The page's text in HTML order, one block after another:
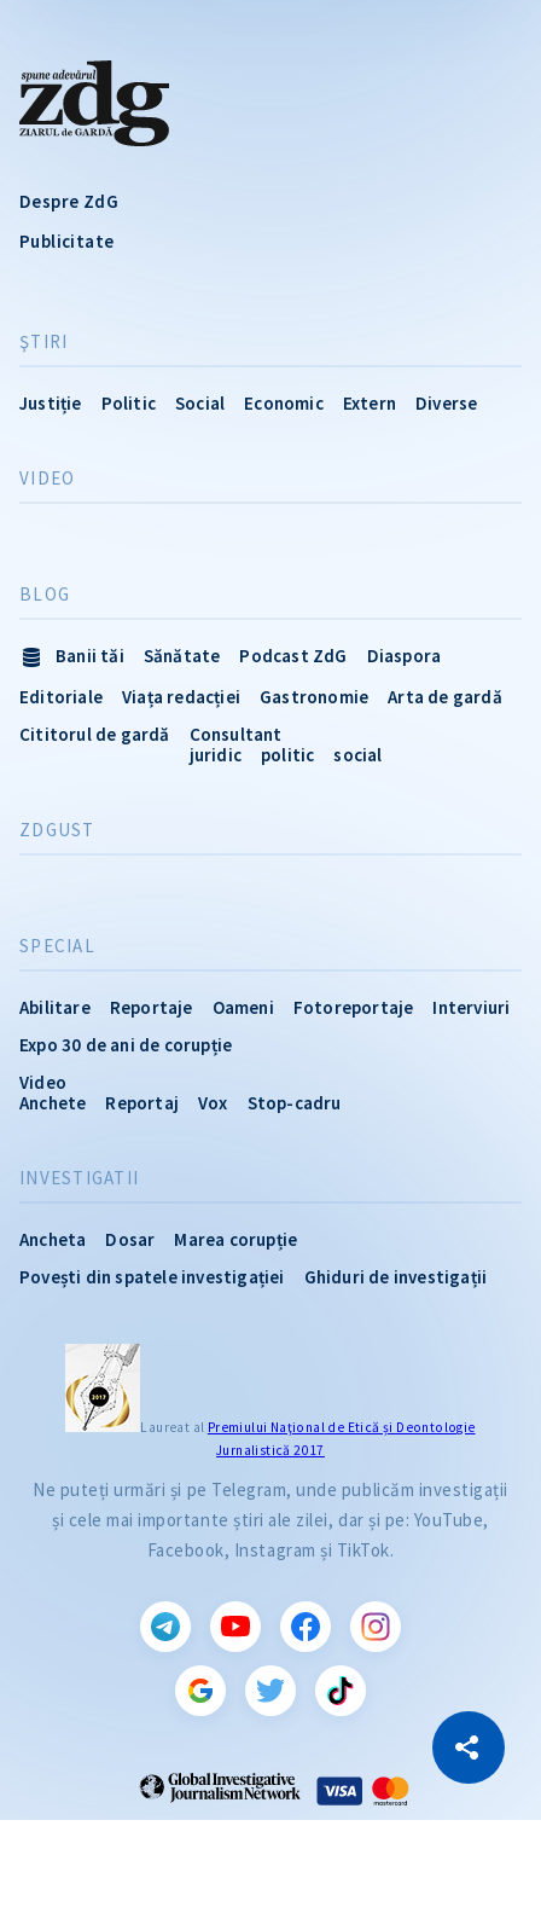
Copiază Link
Despre ZdG
Publicitate
ŞTIRI
Justiție Politic Social Economic Extern Diverse
INVESTIGATII
Ancheta Dosar
Marea corupție
Povești din spatele investigației
Ghiduri de investigații
VIDEO
SPECIAL
Abilitare Reportaje Oameni Fotoreportaje
Interviuri
Expo 30 de ani de corupție
Video
Anchete
Reportaj Vox Stop-cadru
BLOG
Banii tăi Sănătate Podcast ZdG
Diaspora
Editoriale
Viața redacției Gastronomie
Arta de gardă
Cititorul de gardă
Consultant
juridic
politic social
ZDGUST
Laureat al Premiului Naţional de Etică și Deontologie
Jurnalistică 2017
Ne puteți urmări și pe Telegram, unde publicăm investigații
și cele mai importante știri ale zilei, dar și pe: YouTube,
Facebook, Instagram și TikTok.